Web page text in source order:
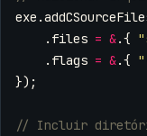
exe .
. files = &.{
. flags = &.{
});